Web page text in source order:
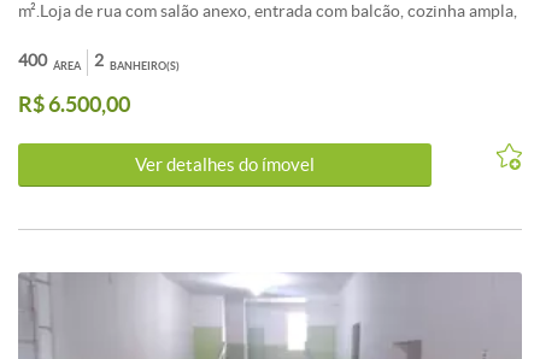
m².Loja de rua com salão anexo, entrada com balcão, cozinha ampla,
na Savassi para vários segmentos.
ÁREA
400 BANHEIRO(S)
2
R$ 6.500,00
Ver detalhes do ímovel